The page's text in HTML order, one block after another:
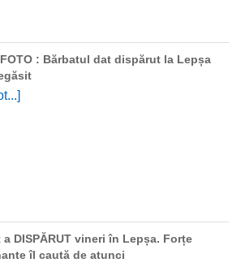
FOTO : Bărbatul dat dispărut la Lepșa
a DISPĂRUT vineri în Lepșa. Forțe
îl caută de atunci